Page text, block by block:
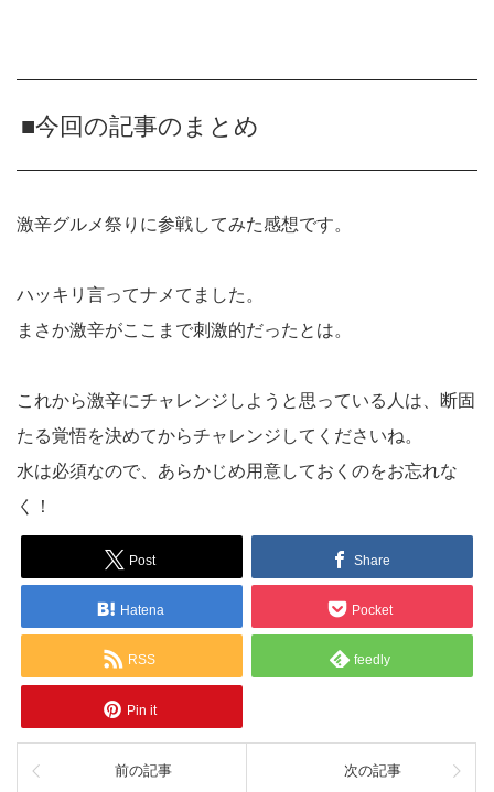
■今回の記事のまとめ
激辛グルメ祭りに参戦してみた感想です。
ハッキリ言ってナメてました。
まさか激辛がここまで刺激的だったとは。
これから激辛にチャレンジしようと思っている人は、断固
たる覚悟を決めてからチャレンジしてくださいね。
水は必須なので、あらかじめ用意しておくのをお忘れな
く！
Post Share
Hatena Pocket
RSS feedly
Pin it
前の記事 次の記事